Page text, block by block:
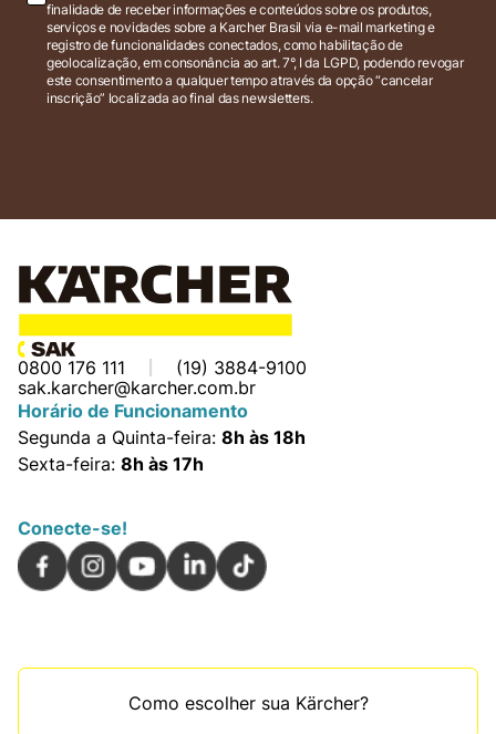
finalidade de receber informações e conteúdos sobre os produtos,
serviços e novidades sobre a Karcher Brasil via e-mail marketing e
registro de funcionalidades conectados, como habilitação de
geolocalização, em consonância ao art. 7°, I da LGPD, podendo revogar
este consentimento a qualquer tempo através da opção “cancelar
inscrição” localizada ao final das newsletters.
0800 176 111
(19) 3884-9100
sak.karcher@karcher.com.br
Horário de Funcionamento
Segunda a Quinta-feira: 8h às 18h
Sexta-feira: 8h às 17h
Conecte-se!
Como escolher sua Kärcher?